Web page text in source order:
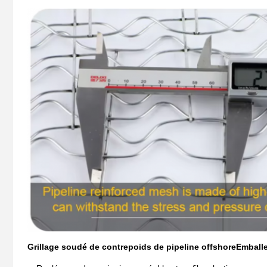
Grillage soudé de contrepoids de pipeline offshore